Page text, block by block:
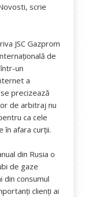
scrie
JSC Gazprom
de
un
a
precizează
de arbitraj nu
ca cele
în afara curții.
din Rusia o
de gaze
din consumul
clienți ai